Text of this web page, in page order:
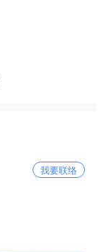
我要联络